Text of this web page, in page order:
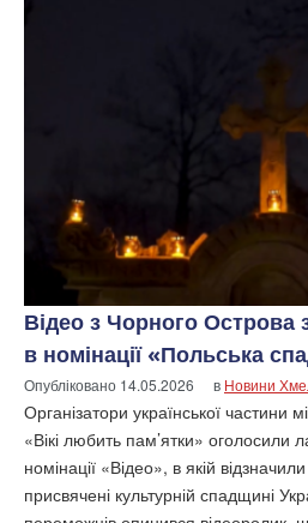
Відео з Чорного Острова
в номінації «Польська
Опубліковано 14.05.2026 в Новини
Організатори української частини
«Вікі любить пам’ятки» оголосили
номінації «Відео», в якій
присвячені культурній спадщині